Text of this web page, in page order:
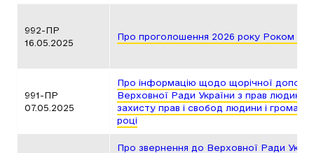
992-ПР
16.05.2025
Про проголошення 2026 року Роком
991-ПР
07.05.2025
Про інформацію щодо щорічної
Верховної Ради України з прав людини
захисту прав і свобод людини і
році
Про звернення до Верховної Ради